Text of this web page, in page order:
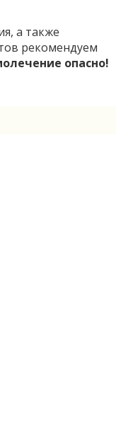
а также
рекомендуем
опасно!